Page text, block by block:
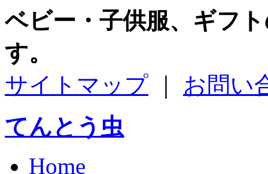
ベビー・子供服、ギフ
す。
サイトマップ
お問い
てんとう虫
Home